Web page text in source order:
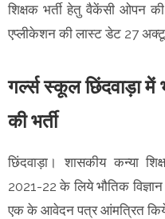
शिक्षक भर्ती हेतु वैकेंसी ओपन
एप्लीकेशन की लास्ट डेट 27
गर्ल्स स्कूल छिंदवाड़ा में
की भर्ती
छिंदवाड़ा। शासकीय कन्या
2021-22 के लिये भौतिक
एक के आवेदन पत्र आंमत्रित